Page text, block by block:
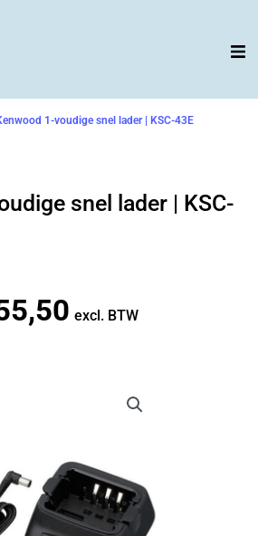
1-voudige snel lader | KSC-43E
snel lader | KSC-
Huidige
excl. BTW